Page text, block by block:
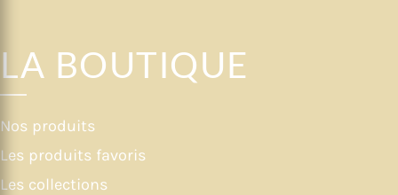
LA BOUTIQUE
Nos produits
Les produits favoris
Les collections